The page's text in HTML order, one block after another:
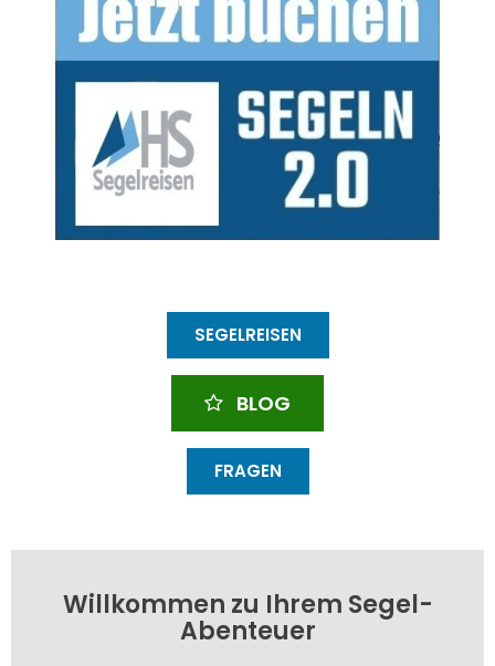
SEGELREISEN
BLOG
FRAGEN
Willkommen zu Ihrem Segel-
Abenteuer